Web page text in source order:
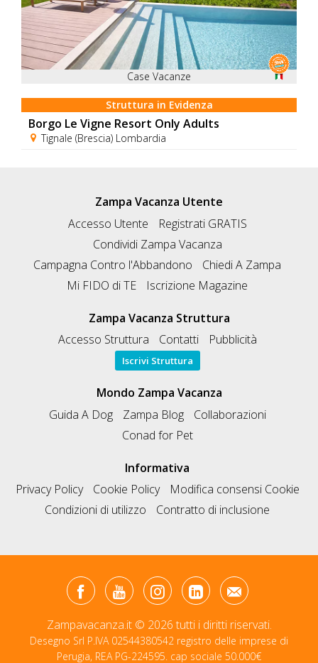
Case Vacanze
Struttura in Evidenza
Borgo Le Vigne Resort Only Adults
Tignale (Brescia) Lombardia
Zampa Vacanza Utente
Accesso Utente
Registrati GRATIS
Condividi Zampa Vacanza
Campagna Contro l'Abbandono
Chiedi A Zampa
Mi FIDO di TE
Iscrizione Magazine
Zampa Vacanza Struttura
Accesso Struttura
Contatti Pubblicità
Iscrivi Struttura
Mondo Zampa Vacanza
Guida A Dog
Zampa Blog
Collaborazioni
Conad for Pet
Informativa
Privacy Policy
Cookie Policy
Modifica consensi Cookie
Condizioni di utilizzo
Contratto di inclusione
Zampavacanza.it © 2026 tutti i diritti riservati.
Desegno Srl P.IVA 02544380542 registro delle imprese di
Perugia, REA PG-224595. cap sociale 50.000€